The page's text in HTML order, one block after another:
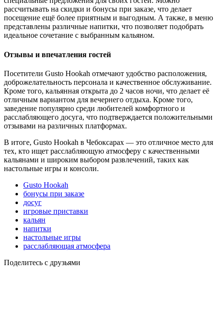
рассчитывать на скидки и бонусы при заказе, что делает
посещение ещё более приятным и выгодным. А также, в меню
представлены различные напитки, что позволяет подобрать
идеальное сочетание с выбранным кальяном​.
Отзывы и впечатления гостей
Посетители Gusto Hookah отмечают удобство расположения,
доброжелательность персонала и качественное обслуживание.
Кроме того, кальянная открыта до 2 часов ночи, что делает её
отличным вариантом для вечернего отдыха. Кроме того,
заведение популярно среди любителей комфортного и
расслабляющего досуга, что подтверждается положительными
отзывами на различных платформах​.
В итоге, Gusto Hookah в Чебоксарах — это отличное место для
тех, кто ищет расслабляющую атмосферу с качественными
кальянами и широким выбором развлечений, таких как
настольные игры и консоли.
Gusto Hookah
бонусы при заказе
досуг
игровые приставки
кальян
напитки
настольные игры
расслабляющая атмосфера
Поделитесь с друзьями